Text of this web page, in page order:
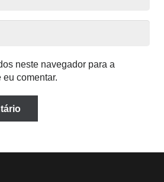
neste navegador para a
eu comentar.